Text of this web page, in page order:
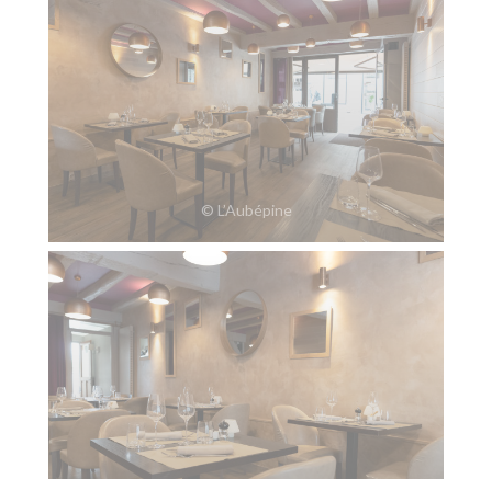
© L’Aubépine